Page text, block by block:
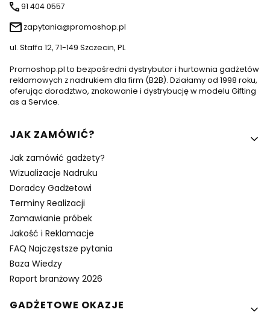
91 404 0557
zapytania@promoshop.pl
ul. Staffa 12, 71-149 Szczecin, PL
Promoshop.pl to bezpośredni dystrybutor i hurtownia gadżetów
reklamowych z nadrukiem dla firm (B2B). Działamy od 1998 roku,
oferując doradztwo, znakowanie i dystrybucję w modelu Gifting
as a Service.
Linki w stopce
JAK ZAMÓWIĆ?
Jak zamówić gadżety?
Wizualizacje Nadruku
Doradcy Gadżetowi
Terminy Realizacji
Zamawianie próbek
Jakość i Reklamacje
FAQ Najczęstsze pytania
Baza Wiedzy
Raport branżowy 2026
GADŻETOWE OKAZJE